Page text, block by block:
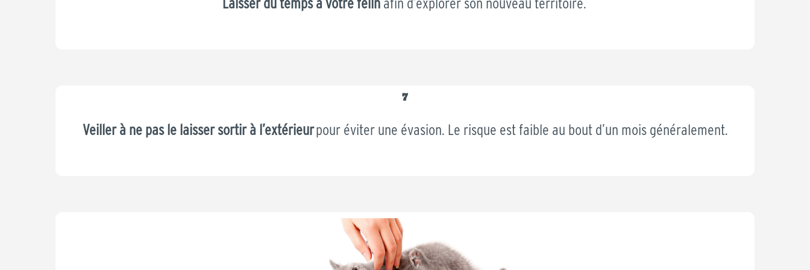
7
Veiller à ne pas le laisser sortir à l’extérieurpour éviter une évasion. Le risque est faible au bout d’un mois généralement.